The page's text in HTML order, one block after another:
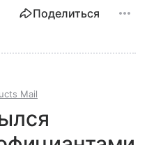
Поделиться
Mail